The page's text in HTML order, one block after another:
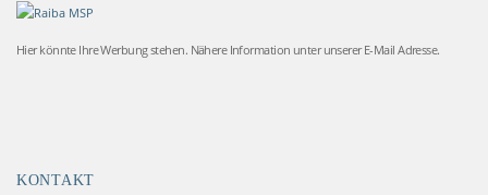
Hier könnte Ihre Werbung stehen. Nähere Information unter unserer E-Mail Adresse.
KONTAKT